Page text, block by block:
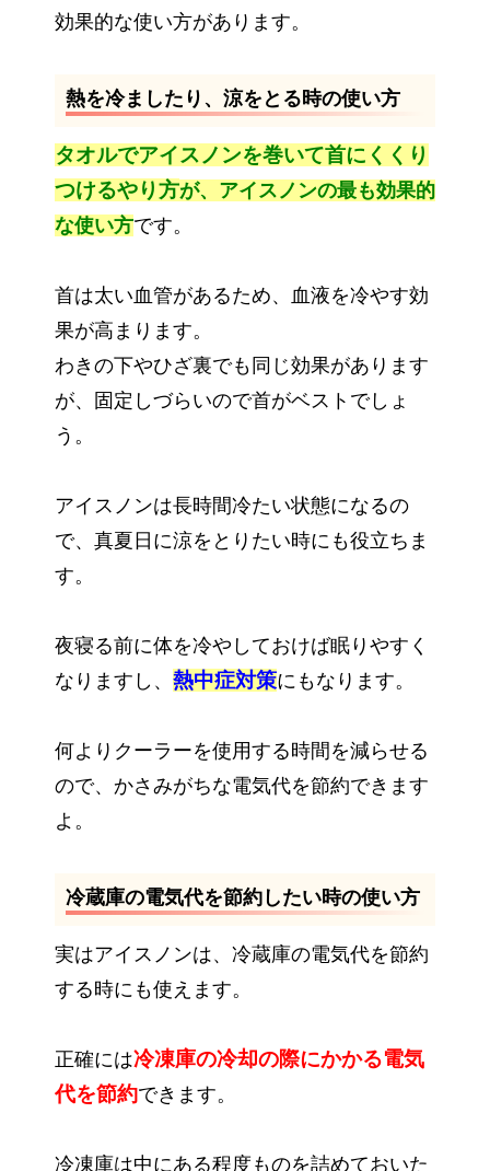
効果的な使い方があります。
熱を冷ましたり、涼をとる時の使い方
タオルでアイスノンを巻いて首にくくり
つけるやり方が、アイスノンの最も効果的
な使い方です。
首は太い血管があるため、血液を冷やす効
果が高まります。
わきの下やひざ裏でも同じ効果があります
が、固定しづらいので首がベストでしょ
う。
アイスノンは長時間冷たい状態になるの
で、真夏日に涼をとりたい時にも役立ちま
す。
夜寝る前に体を冷やしておけば眠りやすく
なりますし、 熱中症対策にもなります。
何よりクーラーを使用する時間を減らせる
ので、かさみがちな電気代を節約できます
よ。
冷蔵庫の電気代を節約したい時の使い方
実はアイスノンは、冷蔵庫の電気代を節約
する時にも使えます。
正確には冷凍庫の冷却の際にかかる電気
代を節約できます。
冷凍庫は中にある程度ものを詰めておいた